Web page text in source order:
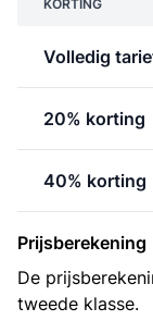
KORTING
Volledig
20% korting
40% korting
Prijsberekening
De
tweede klasse.